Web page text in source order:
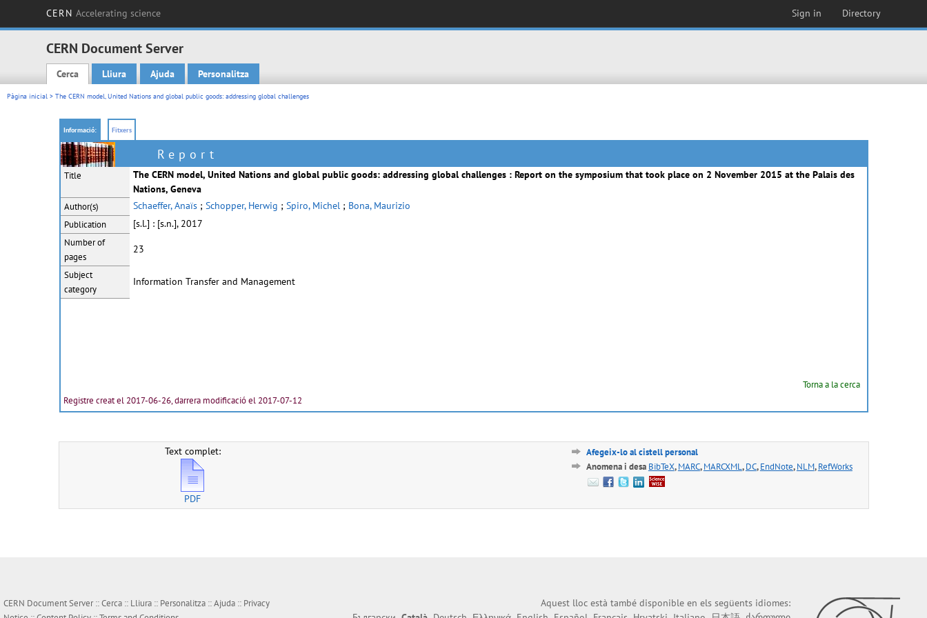
CERN Accelerating science Sign in Directory
CERN Document Server
Main menu
Cerca Lliura Ajuda Personalitza
Pàgina inicial > The CERN model, United Nations and global public goods: addressing global challenges
Informació: Fitxers
Report
Title
The CERN model, United Nations and global public goods: addressing global challenges : Report on the symposium that took place on 2 November 2015 at the Palais des
Nations, Geneva
Author(s) Schaeffer, Anaïs; Schopper, Herwig ; Spiro, Michel; Bona, Maurizio
Publication [s.l.] : [s.n.], 2017
Number of
pages
23
Subject
category
Information Transfer and Management
Torna a la cerca
Registre creat el 2017-06-26, darrera modificació el 2017-07-12
Text complet:
PDF
Afegeix-lo al cistell personal
Anomena i desa BibTeX,MARC,MARCXML,DC,EndNote,NLM,RefWorks
CERN Document Server ::Cerca :: Lliura :: Personalitza ::Ajuda :: Privacy
Aquest lloc està també disponible en els següents idiomes: